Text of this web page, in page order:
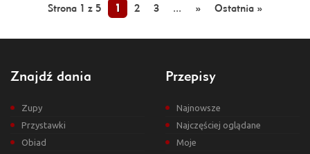
Strona 1 z 5 1 2 3 ... » Ostatnia »
Znajdź dania
Zupy
Przystawki
Obiad
Przepisy
Najnowsze
Najczęściej oglądane
Moje